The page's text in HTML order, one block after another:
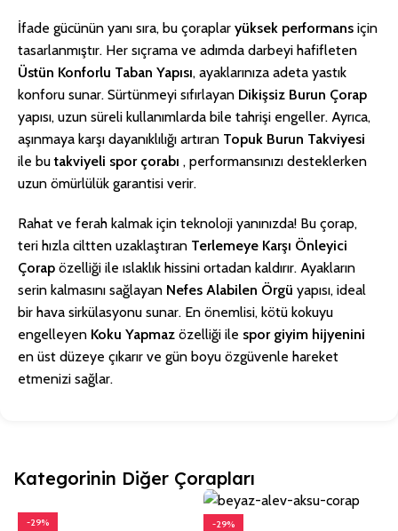
İfade gücünün yanı sıra, bu çoraplar yüksek performans için
tasarlanmıştır. Her sıçrama ve adımda darbeyi hafifleten
Üstün Konforlu Taban Yapısı, ayaklarınıza adeta yastık
konforu sunar. Sürtünmeyi sıfırlayan Dikişsiz Burun Çorap
yapısı, uzun süreli kullanımlarda bile tahrişi engeller. Ayrıca,
aşınmaya karşı dayanıklılığı artıran Topuk Burun Takviyesi
ile butakviyeli spor çorabı , performansınızı desteklerken
uzun ömürlülük garantisi verir.
Rahat ve ferah kalmak için teknoloji yanınızda! Bu çorap,
teri hızla ciltten uzaklaştıran Terlemeye Karşı Önleyici
Çorap özelliği ile ıslaklık hissini ortadan kaldırır. Ayakların
serin kalmasını sağlayan Nefes Alabilen Örgü yapısı, ideal
bir hava sirkülasyonu sunar. En önemlisi, kötü kokuyu
engelleyen Koku Yapmaz özelliği ile spor giyim hijyenini
en üst düzeye çıkarır ve gün boyu özgüvenle hareket
etmenizi sağlar.
Kategorinin Diğer Çorapları
-29% -29%